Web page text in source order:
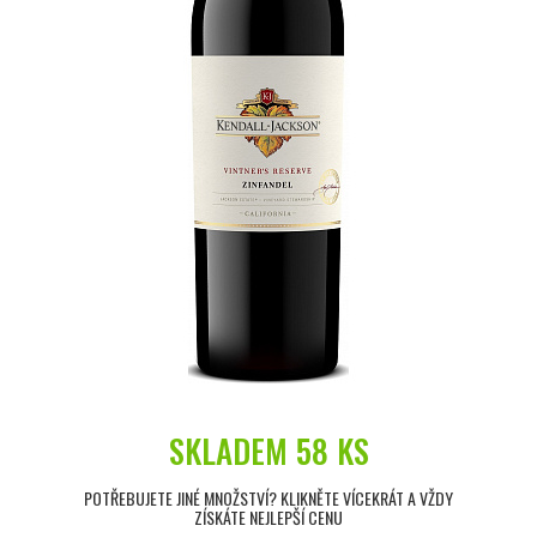
SKLADEM 58 KS
POTŘEBUJETE JINÉ MNOŽSTVÍ? KLIKNĚTE VÍCEKRÁT A VŽDY
ZÍSKÁTE NEJLEPŠÍ CENU